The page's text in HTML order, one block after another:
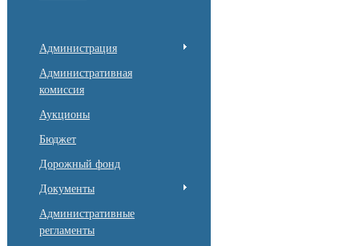
Администрация
Административная
комиссия
Аукционы
Бюджет
Дорожный фонд
Документы
Административные
регламенты